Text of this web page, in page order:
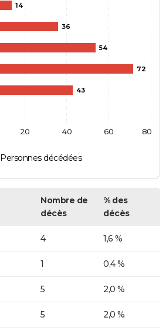
14
36
54
72
43
Personnes décédées
20 40 60 80
Nombre de
décès
% des
décès
4 1,6 %
1 0,4 %
5 2,0 %
5 2,0 %